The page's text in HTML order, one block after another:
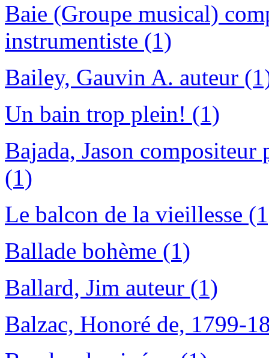
Baie (Groupe musical)
instrumentiste (1)
Bailey, Gauvin A. auteur
Un bain trop plein! (1)
Bajada, Jason
(1)
Le balcon de la vieillesse
Ballade bohème (1)
Ballard, Jim auteur (1)
Balzac, Honoré de, 1799-